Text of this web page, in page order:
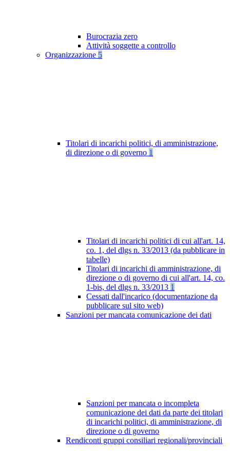
Burocrazia zero
Attività soggette a controllo
Organizzazione 5
Titolari di incarichi politici, di amministrazione,
di direzione o di governo 1
Titolari di incarichi politici di cui all'art. 14,
co. 1, del dlgs n. 33/2013 (da pubblicare in
tabelle)
Titolari di incarichi di amministrazione, di
direzione o di governo di cui all'art. 14, co.
1-bis, del dlgs n. 33/2013 1
Cessati dall'incarico (documentazione da
pubblicare sul sito web)
Sanzioni per mancata comunicazione dei dati
Sanzioni per mancata o incompleta
comunicazione dei dati da parte dei titolari
di incarichi politici, di amministrazione, di
direzione o di governo
Rendiconti gruppi consiliari regionali/provinciali